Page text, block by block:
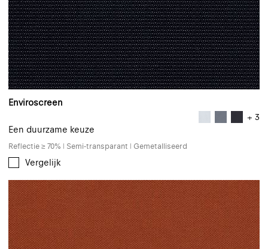
Enviroscreen
+ 3
Een duurzame keuze
Reflectie ≥ 70% | Semi-transparant | Gemetalliseerd
Vergelijk